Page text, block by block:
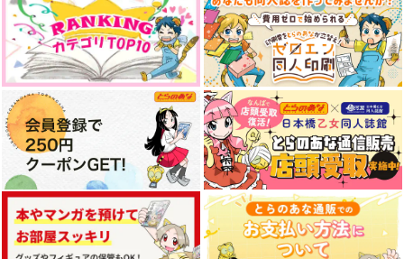
逃げ水とアトリビュー
ト（下）
スタート地点から
2.0km
1,572円（税込）
ラギーブッチの分裂
アルニコ。
629円 （税込）
ラギー×レオナ
A.a
野菜サンド専門店
959円（税込）
ラギー×レオナ
ふわまく
専売 944円（税込）
その他 ラギー×レオナ
サンプル
カート
kosame
専売 472円（税込）
その他 ラギー×レオナ
サンプル
カート
いたべかた
無重力回転寿司
専売 629円（税込）
その他 ラギー×レオナ
サンプル
カート